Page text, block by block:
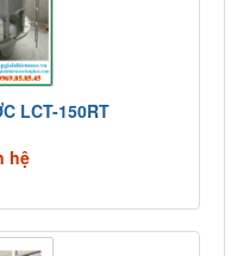
LCT-150RT
hệ